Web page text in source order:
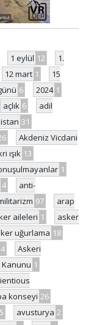
1 eylül 12
1.
12 mart 1
15
6 2024 1
açlık 6
adil
31
Akdeniz Vicdani
ışık 13
1
4
anti-
97
arap
aileleri 1
asker
uğurlama 18
4
Askeri
1
konseyi 26
5 avusturya 2